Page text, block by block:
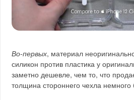
Во-первых, материал
силикон против пластика у
заметно дешевле, чем то, что
толщина стороннего чехла